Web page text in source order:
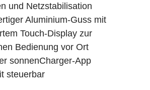
und Netzstabilisation
Aluminium-Guss mit
Touch-Display zur
Bedienung vor Ort
sonnenCharger-App
steuerbar